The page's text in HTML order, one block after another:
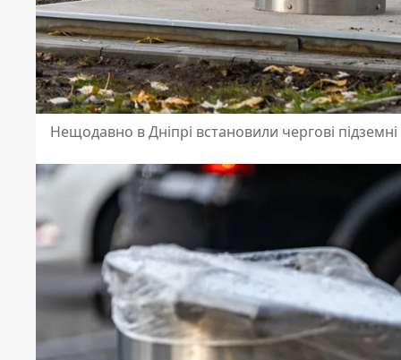
Нещодавно в Дніпрі встановили чергові підземні